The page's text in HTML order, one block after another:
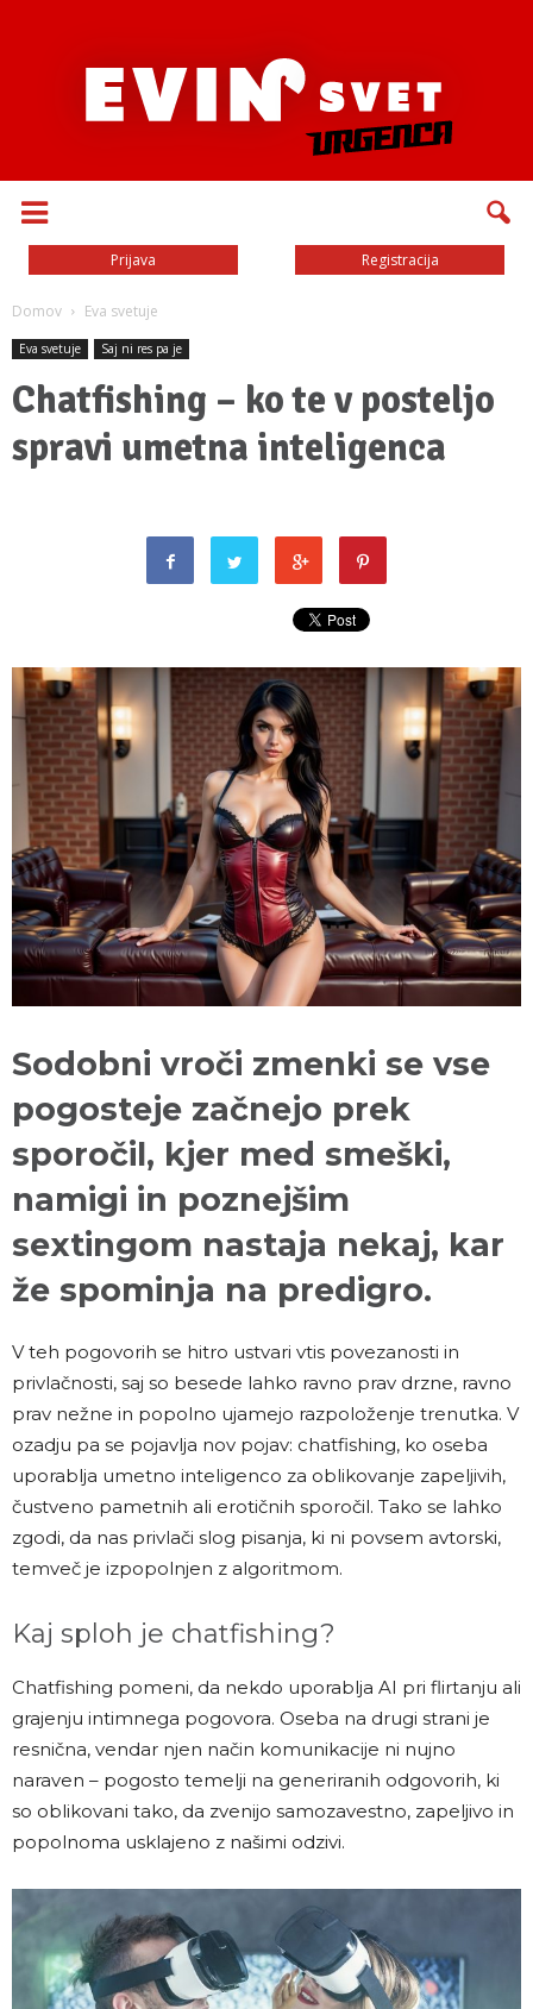
Prijava Registracija
Domov Eva svetuje
Eva svetuje Saj ni res pa je
Chatfishing – ko te v posteljo
spravi umetna inteligenca
Sodobni vroči zmenki se vse
pogosteje začnejo prek
sporočil, kjer med smeški,
namigi in poznejšim
sextingom nastaja nekaj, kar
že spominja na predigro.
V teh pogovorih se hitro ustvari vtis povezanosti in
privlačnosti, saj so besede lahko ravno prav drzne, ravno
prav nežne in popolno ujamejo razpoloženje trenutka. V
ozadju pa se pojavlja nov pojav: chatfishing, ko oseba
uporablja umetno inteligenco za oblikovanje zapeljivih,
čustveno pametnih ali erotičnih sporočil. Tako se lahko
zgodi, da nas privlači slog pisanja, ki ni povsem avtorski,
temveč je izpopolnjen z algoritmom.
Kaj sploh je chatfishing?
Chatfishing pomeni, da nekdo uporablja AI pri flirtanju ali
grajenju intimnega pogovora. Oseba na drugi strani je
resnična, vendar njen način komunikacije ni nujno
naraven – pogosto temelji na generiranih odgovorih, ki
so oblikovani tako, da zvenijo samozavestno, zapeljivo in
popolnoma usklajeno z našimi odzivi.